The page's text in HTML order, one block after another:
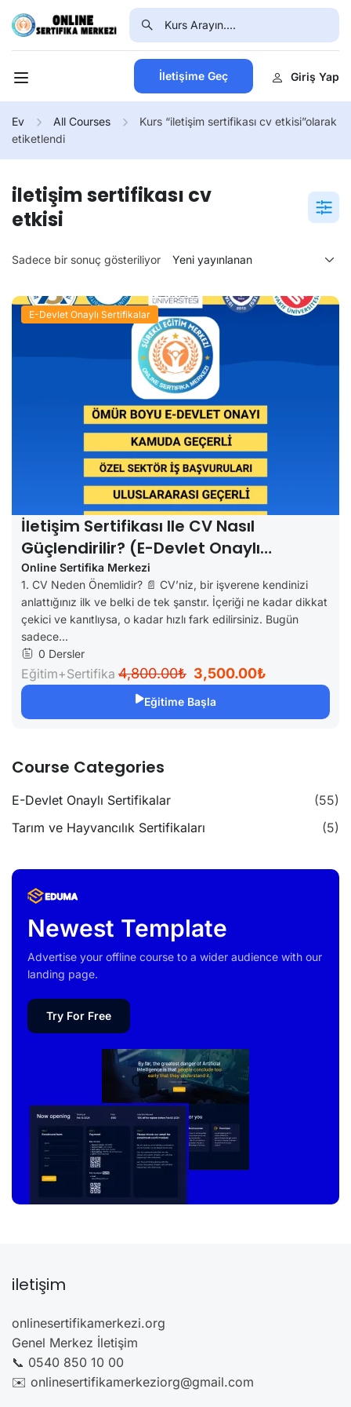
İletişime Geç Giriş Yap
Ev All Courses
Kurs “iletişim sertifikası cv etkisi”olarak
etiketlendi
iletişim sertifikası cv
etkisi
Sadece bir sonuç gösteriliyor
E-Devlet Onaylı Sertifikalar
İletişim Sertifikası Ile CV Nasıl
Güçlendirilir? (e-Devlet Onaylı
Belgenin İş Başvurusuna Etkisi)
Online Sertifika Merkezi
1. CV Neden Önemlidir? 📄 CV’niz, bir işverene kendinizi
anlattığınız ilk ve belki de tek şanstır. İçeriği ne kadar dikkat
çekici ve kanıtlıysa, o kadar hızlı fark edilirsiniz. Bugün
sadece...
0 Dersler
Eğitim+Sertifika 4,800.00₺ 3,500.00₺
Eğitime Başla
Course Categories
E-Devlet Onaylı Sertifikalar
(55)
Tarım ve Hayvancılık Sertifikaları
(5)
Newest Template
Advertise your offline course to a wider audience with our
landing page.
Try For Free
iletişim
onlinesertifikamerkezi.org
Genel Merkez İletişim
📞 0540 850 10 00
✉️ onlinesertifikamerkeziorg@gmail.com